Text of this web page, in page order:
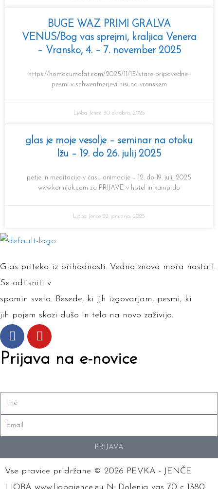
BUGE WAZ PRIMI GRALVA
VENUS/Bog vas sprejmi, kraljica Venera
– Vransko, 4. – 7. november 2025
https://homocumolat.com/2025/11/13/stare-pripovedne-
pesmi-v-schwentnerjevi-hisi-na-vranskem
Ljoba Jence 30 oktobra, 2025
glas je moje vesolje – seminar na otoku
Ižu – 19. do 26. julij 2025
petje in meditacija v času animacije – 12. do 19. julij 2025
www.korinjak.com za PRIJAVE v hotel in kamp do
Ljoba Jence 22 januarja, 2025
Glas priteka iz prihodnosti. Vedno znova mora nastati.
Se odtisniti v
spomin sveta. Besede, ki jih izgovarjam, pesmi, ki
jih pojem skozi dušo in telo na novo zaživijo.
F
a
c
e
o
o
k
Y
o
u
t
b
Prijava na e-novice
Ime
Email
PRIJAVA
Vse pravice pridržane © 2026 PEVKA - JENČE